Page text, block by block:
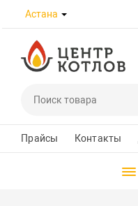
Астана
Телефоны
Прайсы Контакты